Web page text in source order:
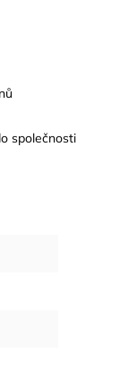
společnosti